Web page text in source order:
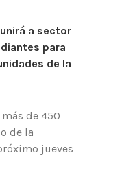
a sector
para
de la
de 450
de la
jueves